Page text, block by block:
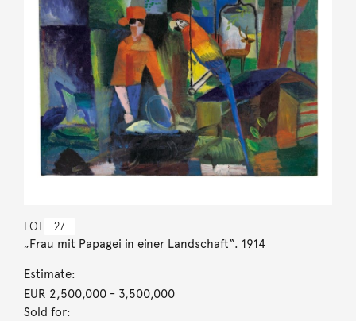
LOT 27
„Frau mit Papagei in einer Landschaft“. 1914
Estimate:
EUR 2,500,000- 3,500,000
Sold for: